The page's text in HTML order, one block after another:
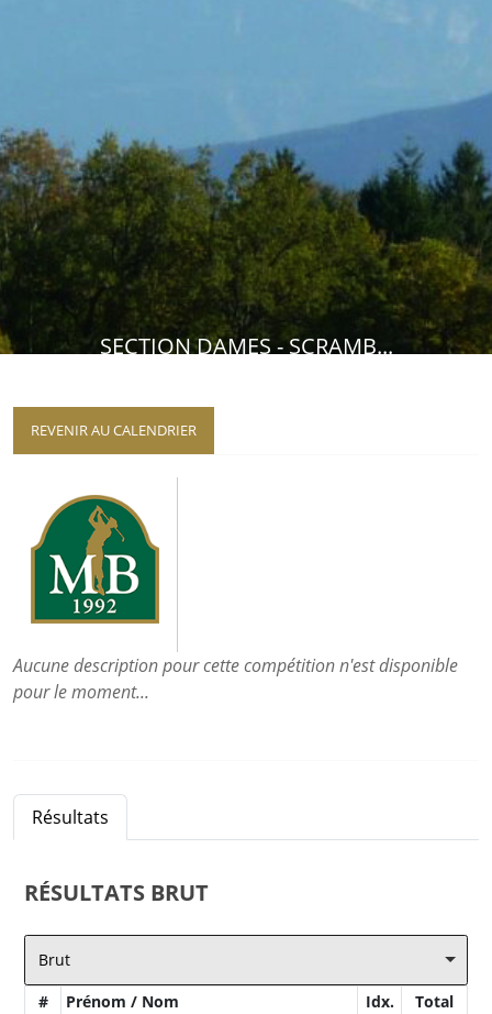
SECTION DAMES - SCRAMB...
REVENIR AU CALENDRIER
Aucune description pour cette compétition n'est disponible
pour le moment...
Résultats
RÉSULTATS BRUT
Brut
#
Prénom / Nom Idx. Total